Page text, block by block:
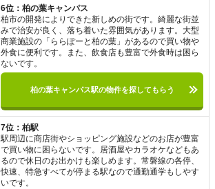
6位：柏の葉キャンパス
柏市の開発によりできた新しめの街です。綺麗な街並
みで治安が良く、落ち着いた雰囲気があります。大型
商業施設の「ららぽーと柏の葉」があるので買い物や
外食に便利です。また、飲食店も豊富で外食時は困ら
ないです。
柏の葉キャンパス駅の物件を探してもらう
7位：柏駅
駅周辺に商店街やショッピング施設などのお店が豊富
で買い物に困らないです。居酒屋やカラオケなどもあ
るので休日のお出かけも楽しめます。常磐線の各停、
快速、特急すべてが停まる駅なので通勤通学もしやす
いです。